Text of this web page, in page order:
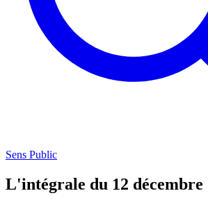
Sens Public
L'intégrale du 12 décembre